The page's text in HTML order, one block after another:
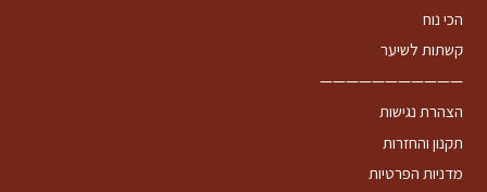
הכי נוח
קשתות לשיער
———————————
הצהרת נגישות
תקנון והחזרות
מדניות הפרטיות